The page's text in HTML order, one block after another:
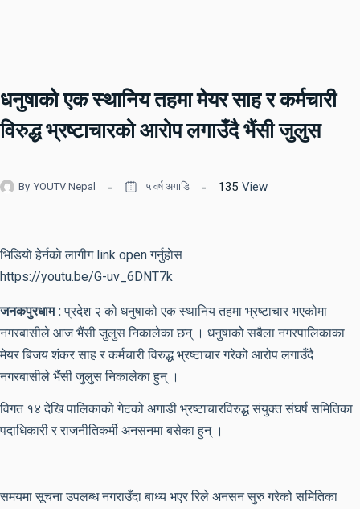
धनुषाको एक स्थानिय तहमा मेयर साह र कर्मचारी
विरुद्ध भ्रष्टाचारको आरोप लगाउँदै भैंसी जुलुस
By YOUTV Nepal ५ वर्ष अगाडि 135 View
भिडियाे हेर्नकाे लागीग link open गर्नुहाेस
https://youtu.be/G-uv_6DNT7k
जनकपुरधाम :प्रदेश २ को धनुषाको एक स्थानिय तहमा भ्रष्टाचार भएकोमा
नगरबासीले आज भैंसी जुलुस निकालेका छन् । धनुषाको सबैला नगरपालिकाका
मेयर बिजय शंकर साह र कर्मचारी विरुद्ध भ्रष्टाचार गरेको आरोप लगाउँदै
नगरबासीले भैंसी जुलुस निकालेका हुन् ।
विगत १४ देखि पालिकाको गेटको अगाडी भ्रष्टाचारविरुद्ध संयुक्त संघर्ष समितिका
पदाधिकारी र राजनीतिकर्मी अनसनमा बसेका हुन् ।
समयमा सूचना उपलब्ध नगराउँदा बाध्य भएर रिले अनसन सुरु गरेको समितिका